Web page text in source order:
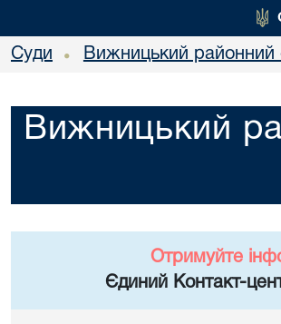
Суди • Вижницький районний
Вижницький
Отримуйте
Єдиний Контакт-